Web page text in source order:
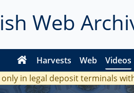
Web
Harvests Web Videos
in legal deposit terminals